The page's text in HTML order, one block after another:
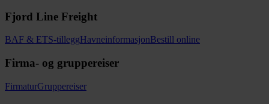
Fjord Line Freight
BAF & ETS-tilleggHavneinformasjonBestill online
Firma- og gruppereiser
FirmaturGruppereiser